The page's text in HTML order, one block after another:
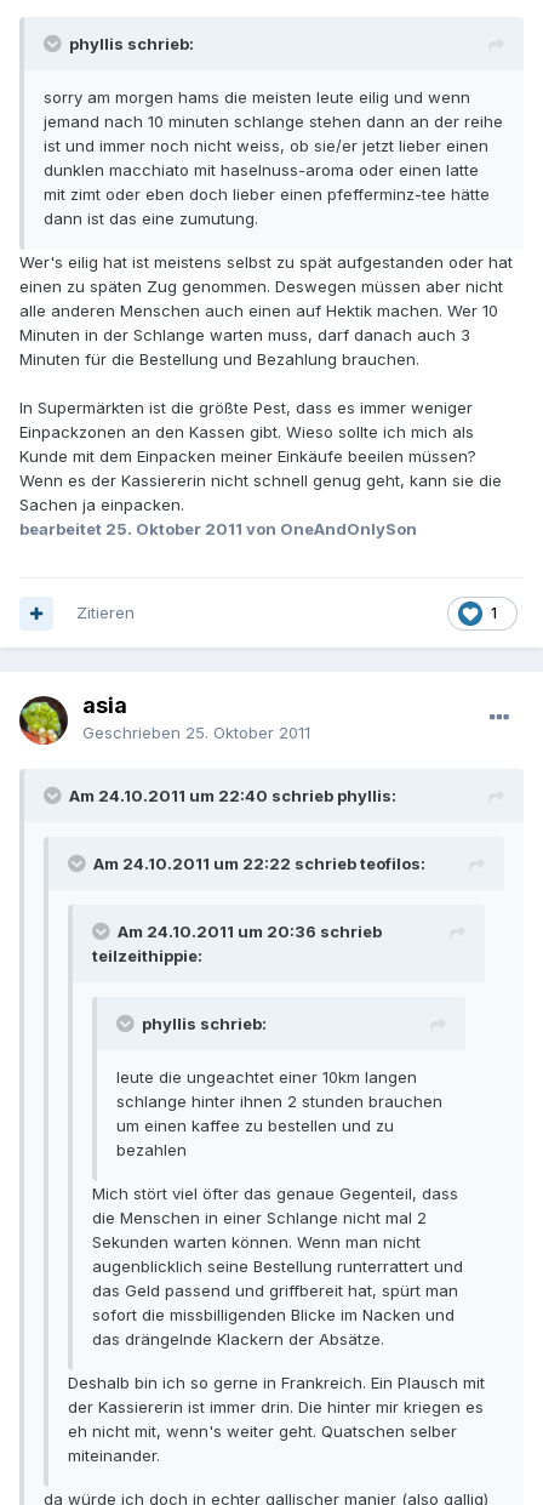
phyllis schrieb:
sorry am morgen hams die meisten leute eilig und wenn
jemand nach 10 minuten schlange stehen dann an der reihe
ist und immer noch nicht weiss, ob sie/er jetzt lieber einen
dunklen macchiato mit haselnuss-aroma oder einen latte
mit zimt oder eben doch lieber einen pfefferminz-tee hätte
dann ist das eine zumutung.
Wer's eilig hat ist meistens selbst zu spät aufgestanden oder hat
einen zu späten Zug genommen. Deswegen müssen aber nicht
alle anderen Menschen auch einen auf Hektik machen. Wer 10
Minuten in der Schlange warten muss, darf danach auch 3
Minuten für die Bestellung und Bezahlung brauchen.
In Supermärkten ist die größte Pest, dass es immer weniger
Einpackzonen an den Kassen gibt. Wieso sollte ich mich als
Kunde mit dem Einpacken meiner Einkäufe beeilen müssen?
Wenn es der Kassiererin nicht schnell genug geht, kann sie die
Sachen ja einpacken.
bearbeitet 25. Oktober 2011 von OneAndOnlySon
1
Zitieren
asia
Geschrieben 25. Oktober 2011
Am 24.10.2011 um 22:40 schrieb phyllis:
Am 24.10.2011 um 22:22 schrieb teofilos:
Am 24.10.2011 um 20:36 schrieb
teilzeithippie:
phyllis schrieb:
leute die ungeachtet einer 10km langen
schlange hinter ihnen 2 stunden brauchen
um einen kaffee zu bestellen und zu
bezahlen
Mich stört viel öfter das genaue Gegenteil, dass
die Menschen in einer Schlange nicht mal 2
Sekunden warten können. Wenn man nicht
augenblicklich seine Bestellung runterrattert und
das Geld passend und griffbereit hat, spürt man
sofort die missbilligenden Blicke im Nacken und
das drängelnde Klackern der Absätze.
Deshalb bin ich so gerne in Frankreich. Ein Plausch mit
der Kassiererin ist immer drin. Die hinter mir kriegen es
eh nicht mit, wenn's weiter geht. Quatschen selber
miteinander.
da würde ich doch in echter gallischer manier (also gallig)